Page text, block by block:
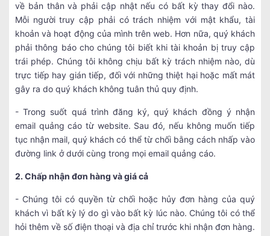
về bản thân và phải cập nhật nếu có bất kỳ thay đổi nào.
Mỗi người truy cập phải có trách nhiệm với mật khẩu, tài
khoản và hoạt động của mình trên web. Hơn nữa, quý khách
phải thông báo cho chúng tôi biết khi tài khoản bị truy cập
trái phép. Chúng tôi không chịu bất kỳ trách nhiệm nào, dù
trực tiếp hay gián tiếp, đối với những thiệt hại hoặc mất mát
gây ra do quý khách không tuân thủ quy định.
- Trong suốt quá trình đăng ký, quý khách đồng ý nhận
email quảng cáo từ website. Sau đó, nếu không muốn tiếp
tục nhận mail, quý khách có thể từ chối bằng cách nhấp vào
đường link ở dưới cùng trong mọi email quảng cáo.
2. Chấp nhận đơn hàng và giá cả
- Chúng tôi có quyền từ chối hoặc hủy đơn hàng của quý
khách vì bất kỳ lý do gì vào bất kỳ lúc nào. Chúng tôi có thể
hỏi thêm về số điện thoại và địa chỉ trước khi nhận đơn hàng.